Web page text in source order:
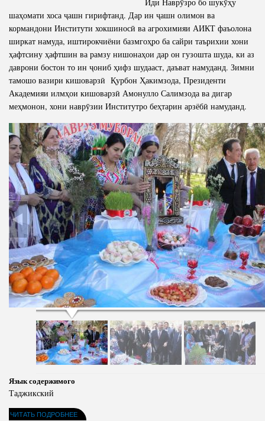
Полномочия
Биография
Книги
Пресс-центр
ПРЕЗИДЕНТ РЕСПУБЛИКИ ТАДЖИКИСТАН
Структура Института
Руководители и сотрудники
История руководителей
шаҳомати хоса ҷашн гирифтанд. Дар ин ҷашн олимон ва
кормандони Институти хокшиносӣ ва агрохимияи АИКТ фаъолона
ширкат намуда, иштирокчиёни базмгоҳро ба сайри таърихии хони
ҳафтсину ҳафтшин ва рамзу нишонаҳои дар он гузошта шуда, ки аз
даврони бостон то ин ҷониб ҳифз шудааст, даъват намуданд. Зимни
тамошо вазири кишоварзӣ Қурбон Ҳакимзода, Президенти
Академияи илмҳои кишоварзӣ Амонулло Салимзода ва дигар
меҳмонон, хони наврӯзии Институтро беҳтарин арзёбӣ намуданд.
Язык содержимого
Таджикский
ЧИТАТЬ ПОДРОБНЕЕ